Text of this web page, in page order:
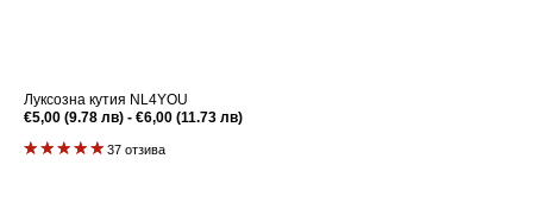
Луксозна кутия NL4YOU
Редовна
€5,00 (9.78 лв) - €6,00 (11.73 лв)
37 отзива